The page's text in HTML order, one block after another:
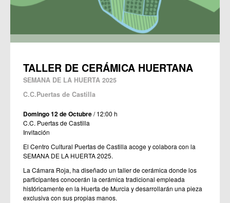
TALLER DE CERÁMICA HUERTANA
SEMANA DE LA HUERTA 2025
C.C.Puertas de Castilla
Domingo 12 de Octubre/ 12:00 h
C.C. Puertas de Castilla
Invitación
El Centro Cultural Puertas de Castilla acoge y colabora con la
SEMANA DE LA HUERTA 2025.
La Cámara Roja, ha diseñado un taller de cerámica donde los
participantes conocerán la cerámica tradicional empleada
históricamente en la Huerta de Murcia y desarrollarán una pieza
exclusiva con sus propias manos.